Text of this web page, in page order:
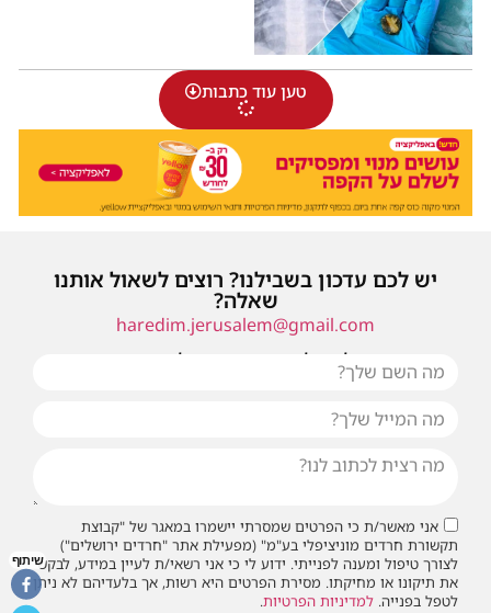
טען עוד כתבות
יש לכם עדכון בשבילנו? רוצים לשאול אותנו
שאלה?
haredim.jerusalem@gmail.com
או שילחו אלינו פנייה ונחזור אליכם בהקדם
אני מאשר/ת כי הפרטים שמסרתי יישמרו במאגר של "קבוצת
תקשורת חרדים מוניציפלי בע"מ" (מפעילת אתר "חרדים ירושלים")
לצורך טיפול ומענה לפנייתי. ידוע לי כי אני רשאי/ת לעיין במידע, לבקש
את תיקונו או מחיקתו. מסירת הפרטים היא רשות, אך בלעדיהם לא ניתן
לטפל בפנייה. למדיניות הפרטיות.
שיתוף